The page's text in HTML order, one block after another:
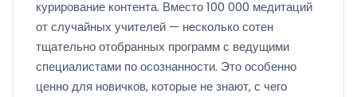
курирование контента. Вместо 100 000 медитаций
от случайных учителей — несколько сотен
тщательно отобранных программ с ведущими
специалистами по осознанности. Это особенно
ценно для новичков, которые не знают, с чего